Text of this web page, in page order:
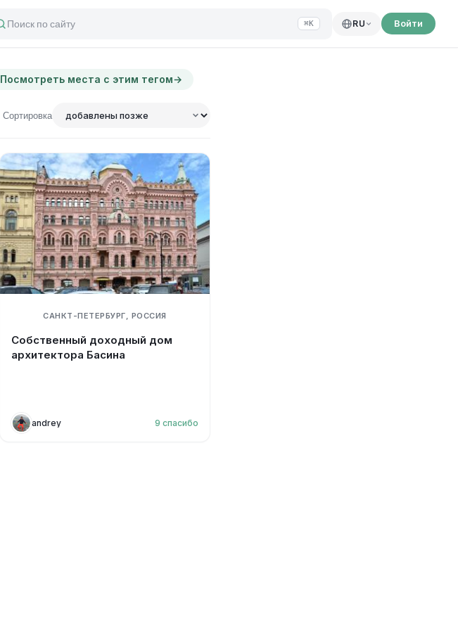
Поиск по сайту ⌘K RU Войти
Посмотреть места с этим тегом→
Сортировка
САНКТ-ПЕТЕРБУРГ, РОССИЯ
Собственный доходный дом
архитектора Басина
andrey 9 спасибо